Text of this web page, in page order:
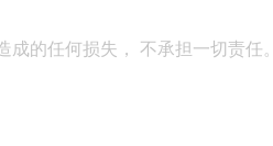
的任何损失， 不承担一切责任。